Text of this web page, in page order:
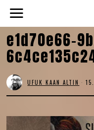
e1d70e66-
UFUK KAAN ALTIN